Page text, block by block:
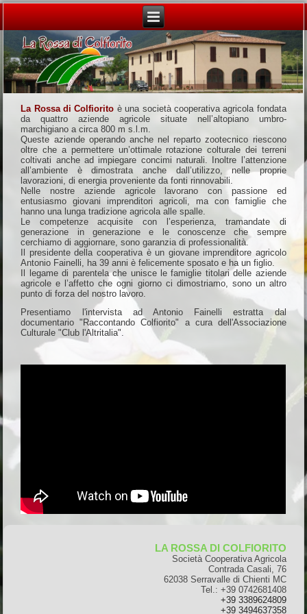
La Rossa di Colfiorito è una società cooperativa agricola fondata
da quattro aziende agricole situate nell’altopiano umbro-
marchigiano a circa 800 m s.l.m.
Queste aziende operando anche nel reparto zootecnico riescono
oltre che a permettere un’ottimale rotazione colturale dei terreni
coltivati anche ad impiegare concimi naturali. Inoltre l’attenzione
all’ambiente è dimostrata anche dall’utilizzo, nelle proprie
lavorazioni, di energia proveniente da fonti rinnovabili.
Nelle nostre aziende agricole lavorano con passione ed
entusiasmo giovani imprenditori agricoli, ma con famiglie che
hanno una lunga tradizione agricola alle spalle.
Le competenze acquisite con l’esperienza, tramandate di
generazione in generazione e le conoscenze che sempre
cerchiamo di aggiornare, sono garanzia di professionalità.
Il presidente della cooperativa è un giovane imprenditore agricolo
Antonio Fainelli, ha 39 anni è felicemente sposato e ha un figlio.
Il legame di parentela che unisce le famiglie titolari delle aziende
agricole e l’affetto che ogni giorno ci dimostriamo, sono un altro
punto di forza del nostro lavoro.
Presentiamo l'intervista ad Antonio Fainelli estratta dal
documentario "Raccontando Colfiorito" a cura dell'Associazione
Culturale "Club l'Altritalia".
LA ROSSA DI COLFIORITO
Società Cooperativa Agricola
Contrada Casali, 76
62038 Serravalle di Chienti MC
Tel.: +39 0742681408
+39 3389624809
+39 3494637358